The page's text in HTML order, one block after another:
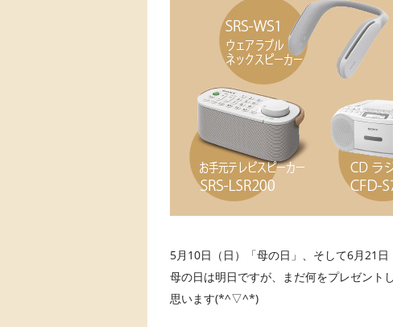
5月10日（日）「母の日」、そして6月21日
母の日は明日ですが、まだ何をプレゼント
思います(*^▽^*)